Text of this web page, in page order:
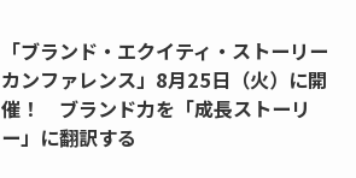
「ブランド・エクイティ・ストーリー
カンファレンス」8月25日（火）に開
催！ ブランド力を「成長ストーリ
ー」に翻訳する